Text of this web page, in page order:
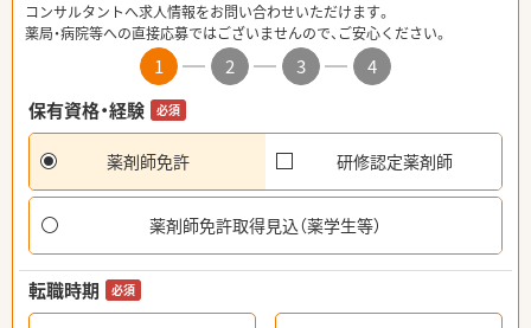
コンサルタントへ求人情報をお問い合わせいただけます。
薬局・病院等への直接応募ではございませんので、ご安心ください。
1 2 3
4
保有資格・経験
必須
薬剤師免許 研修認定薬剤師
薬剤師免許取得見込（薬学生等）
転職時期 必須